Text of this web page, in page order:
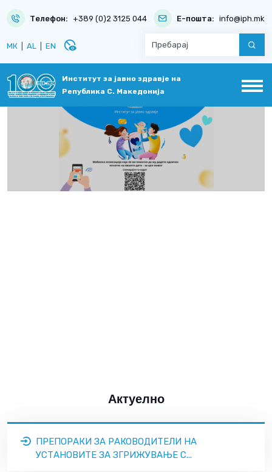
Телефон: +389 (0)2 3125 044 Е-пошта: info@iph.mk
МК AL EN disabled_visible
Институт за јавно здравје на
Република С. Македонија
Актуелно
ПРЕПОРАКИ ЗА РАКОВОДИТЕЛИ НА
УСТАНОВИТЕ ЗА ЗГРИЖУВАЊЕ С...